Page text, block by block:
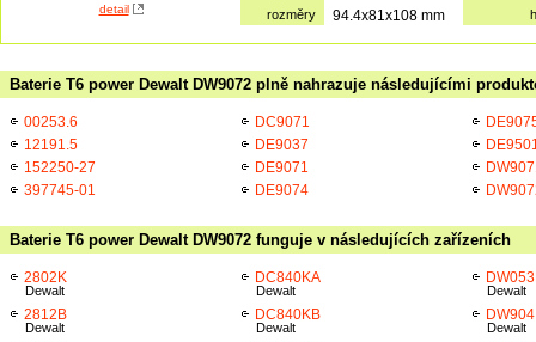
detail rozměry 94.4x81x108 mm
Baterie T6 power Dewalt DW9072 plně nahrazuje následujícími
00253.6
12191.5
152250-27
397745-01
DC9071
DE9037
DE9071
DE9074
Baterie T6 power Dewalt DW9072 funguje v následujících zařízeních
2802K
Dewalt
2812B
Dewalt
DC840KA
Dewalt
DC840KB
Dewalt
Dewalt
DW904
Dewalt